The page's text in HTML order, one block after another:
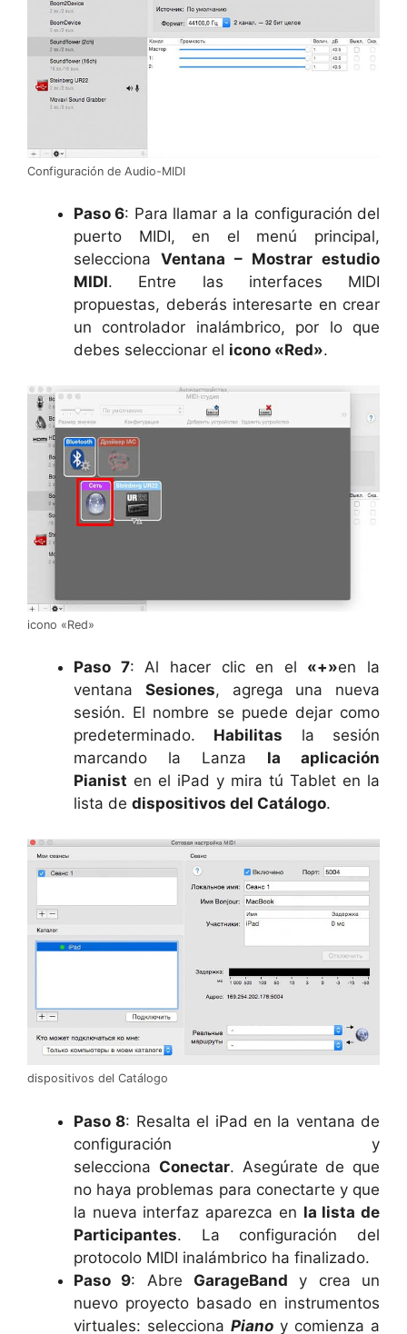
Configuración de Audio-MIDI
Paso 6: Para llamar a la configuración del
puerto MIDI, en el menú principal,
selecciona Ventana – Mostrar estudio
MIDI. Entre las interfaces MIDI
propuestas, deberás interesarte ​​en crear
un controlador inalámbrico, por lo que
debes seleccionar el icono «Red».
icono «Red»
Paso 7: Al hacer clic en el «+»en la
ventana Sesiones, agrega una nueva
sesión. El nombre se puede dejar como
predeterminado. Habilitas la sesión
marcando la Lanza la aplicación
Pianist en el iPad y mira tú Tablet en la
lista de dispositivos del Catálogo.
dispositivos del Catálogo
Paso 8: Resalta el iPad en la ventana de
configuración y
selecciona Conectar. Asegúrate de que
no haya problemas para conectarte y que
la nueva interfaz aparezca en la lista de
Participantes. La configuración del
protocolo MIDI inalámbrico ha finalizado.
Paso 9: Abre GarageBand y crea un
nuevo proyecto basado en instrumentos
virtuales: selecciona Piano y comienza a